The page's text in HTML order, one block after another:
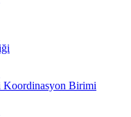
Birimi